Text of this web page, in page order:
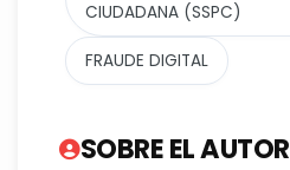
CIUDADANA (SSPC)
FRAUDE DIGITAL
SOBRE EL AUTOR